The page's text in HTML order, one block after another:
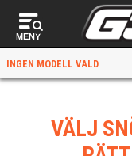
MENY
INGEN MODELL VALD
VÄLJ